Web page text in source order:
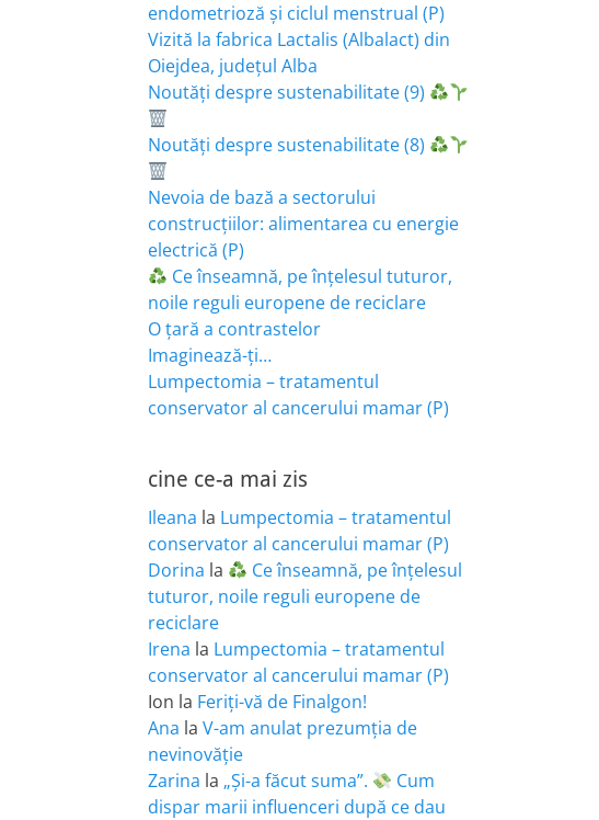
endometrioză și ciclul menstrual (P)
Vizită la fabrica Lactalis (Albalact) din
Oiejdea, județul Alba
Noutăți despre sustenabilitate (9)
Noutăți despre sustenabilitate (8)
Nevoia de bază a sectorului
construcțiilor: alimentarea cu energie
electrică (P)
Ce înseamnă, pe înțelesul tuturor,
noile reguli europene de reciclare
O țară a contrastelor
Imaginează-ți…
Lumpectomia – tratamentul
conservator al cancerului mamar (P)
cine ce-a mai zis
Ileana la Lumpectomia – tratamentul
conservator al cancerului mamar (P)
Dorina la
Ce înseamnă, pe înțelesul
tuturor, noile reguli europene de
reciclare
Irena la Lumpectomia – tratamentul
conservator al cancerului mamar (P)
Ion la Feriţi-vă de Finalgon!
Ana la V-am anulat prezumția de
nevinovăție
Zarina la „Și-a făcut suma”.
Cum
dispar marii influenceri după ce dau